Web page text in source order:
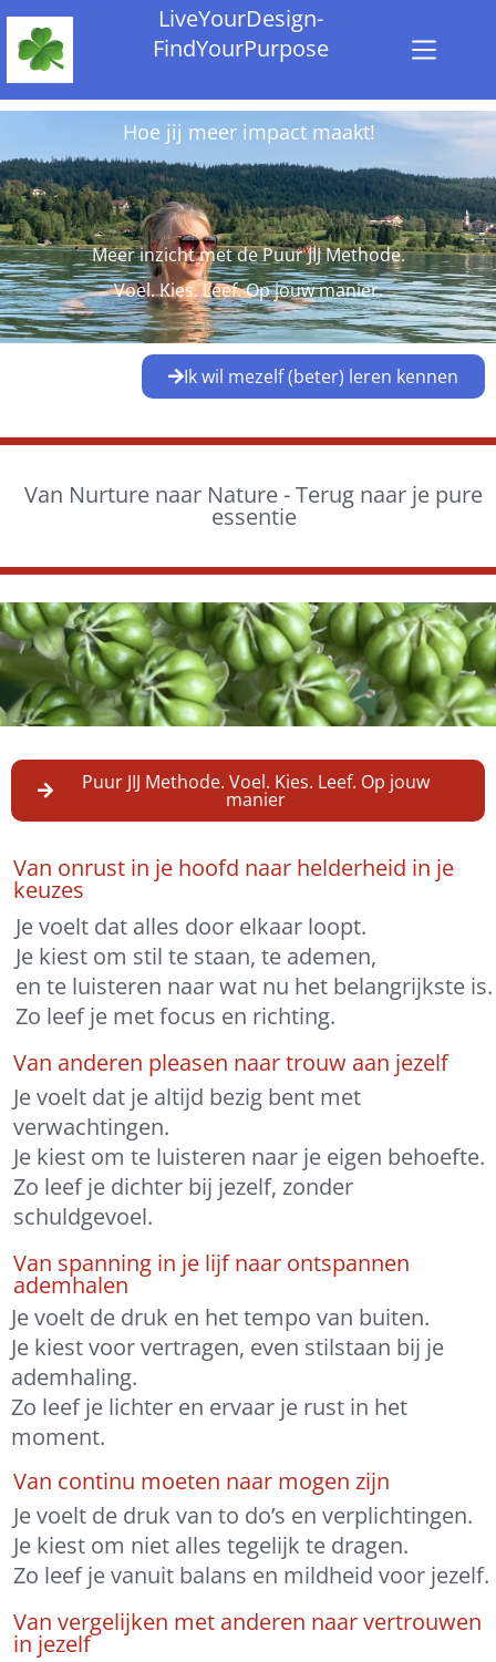
LiveYourDesign-
FindYourPurpose
Hoe jij meer impact maakt!
Ik wil mezelf (beter) leren kennen
Meer inzicht met de Puur JIJ Methode.
Voel. Kies. Leef. Op jouw manier.
Van Nurture naar Nature - Terug naar je pure
essentie
Puur JIJ Methode. Voel. Kies. Leef. Op jouw
manier
Van onrust in je hoofd naar helderheid in je
keuzes
Je voelt dat alles door elkaar loopt.
Je kiest om stil te staan, te ademen,
en te luisteren naar wat nu het belangrijkste is.
Zo leef je met focus en richting.
Van anderen pleasen naar trouw aan jezelf
Je voelt dat je altijd bezig bent met
verwachtingen.
Je kiest om te luisteren naar je eigen behoefte.
Zo leef je dichter bij jezelf, zonder
schuldgevoel.
Van spanning in je lijf naar ontspannen
ademhalen
Je voelt de druk en het tempo van buiten.
Je kiest voor vertragen, even stilstaan bij je
ademhaling.
Zo leef je lichter en ervaar je rust in het
moment.
Van continu moeten naar mogen zijn
Je voelt de druk van to do’s en verplichtingen.
Je kiest om niet alles tegelijk te dragen.
Zo leef je vanuit balans en mildheid voor jezelf.
Van vergelijken met anderen naar vertrouwen
in jezelf